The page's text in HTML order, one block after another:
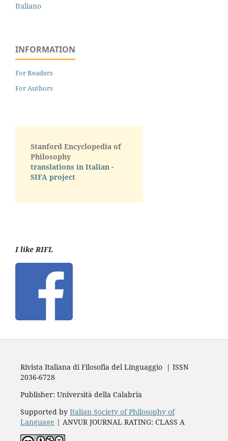
Italiano
INFORMATION
For Readers
For Authors
Stanford Encyclopedia of
Philosophy
translations in Italian -
SIFA project
I like RIFL
Rivista Italiana di Filosofia del Linguaggio | ISSN
2036-6728
Publisher: Università della Calabria
Supported by Italian Society of Philosophy of
Language | ANVUR JOURNAL RATING: CLASS A